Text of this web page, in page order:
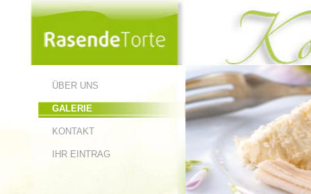
ÜBER UNS
GALERIE
KONTAKT
IHR EINTRAG